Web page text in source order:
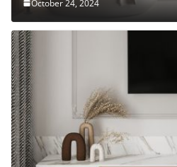
October 24, 2024